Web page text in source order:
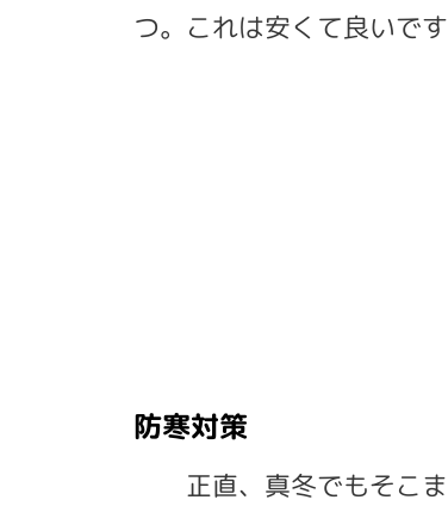
つ。これは安くて良いです
防寒対策
正直、真冬でもそこ